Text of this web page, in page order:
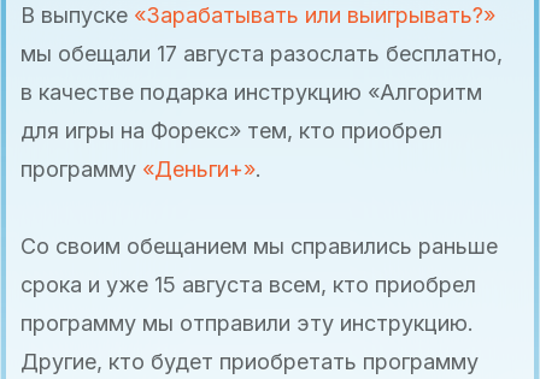
В выпуске «Зарабатывать или выигрывать?»
мы обещали 17 августа разослать бесплатно,
в качестве подарка инструкцию «Алгоритм
для игры на Форекс» тем, кто приобрел
программу «Деньги+».
Со своим обещанием мы справились раньше
срока и уже 15 августа всем, кто приобрел
программу мы отправили эту инструкцию.
Другие, кто будет приобретать программу